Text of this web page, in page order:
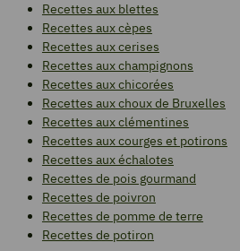
Recettes aux blettes
Recettes aux cèpes
Recettes aux cerises
Recettes aux champignons
Recettes aux chicorées
Recettes aux choux de Bruxelles
Recettes aux clémentines
Recettes aux courges et potirons
Recettes aux échalotes
Recettes de pois gourmand
Recettes de poivron
Recettes de pomme de terre
Recettes de potiron